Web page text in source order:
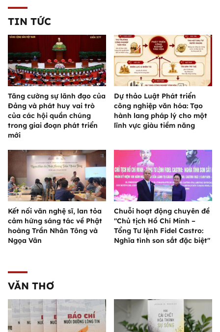
TIN TỨC
Tăng cường sự lãnh đạo của
Đảng và phát huy vai trò
của các hội quần chúng
trong giai đoạn phát triển
mới
Dự thảo Luật Phát triển
công nghiệp văn hóa: Tạo
hành lang pháp lý cho một
lĩnh vực giàu tiềm năng
Kết nối văn nghệ sĩ, lan tỏa
cảm hứng sáng tác về Phật
hoàng Trần Nhân Tông và
Ngọa Vân
Chuỗi hoạt động chuyên đề
"Chủ tịch Hồ Chí Minh –
Tổng Tư lệnh Fidel Castro:
Nghĩa tình son sắt đặc biệt"
VĂN THƠ